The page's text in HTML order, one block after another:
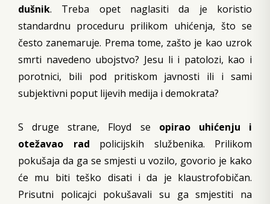
dušnik. Treba opet naglasiti da je koristio
standardnu proceduru prilikom uhićenja, što se
često zanemaruje. Prema tome, zašto je kao uzrok
smrti navedeno ubojstvo? Jesu li i patolozi, kao i
porotnici, bili pod pritiskom javnosti ili i sami
subjektivni poput lijevih medija i demokrata?
S druge strane, Floyd se opirao uhićenju i
otežavao rad policijskih službenika. Prilikom
pokušaja da ga se smjesti u vozilo, govorio je kako
će mu biti teško disati i da je klaustrofobičan.
Prisutni policajci pokušavali su ga smjestiti na